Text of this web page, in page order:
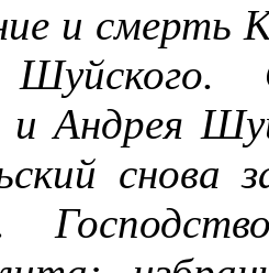
и смерть
Шуйского.
и Андрея
снова